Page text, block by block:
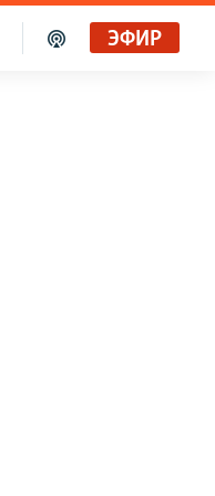
ЭФИР